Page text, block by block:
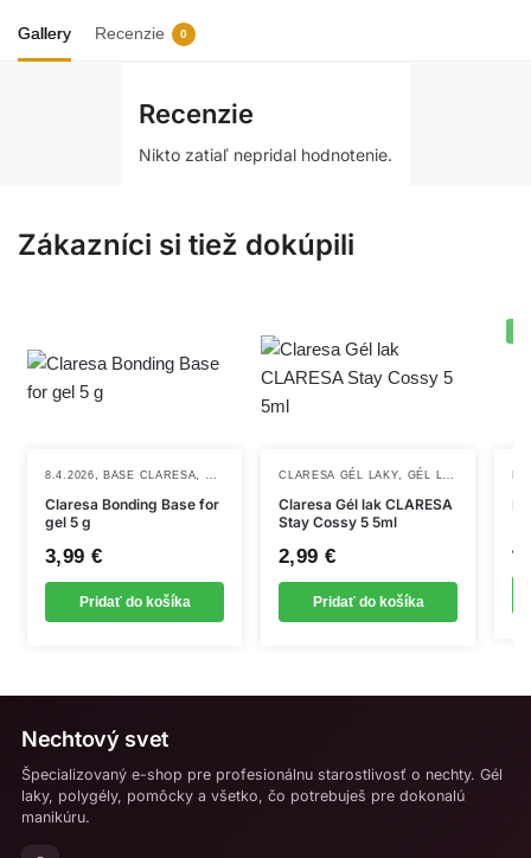
ľahko sa odlepia bez poškodenia materiálu.
Gallery Recenzie 0
Recenzie
Nikto zatiaľ nepridal hodnotenie.
Zákazníci si tiež dokúpili
8.4.2026 ,BASE CLARESA BASE COAT ,NOVINKY ,TEKUTÉ PRÍPRAVKY
Claresa Bonding Base for
gel 5 g
3,99 €
Pridať do košíka
CLARESA GÉL LAKY GÉL LAKY
Claresa Gél lak CLARESA
Stay Cossy 5 5ml
2,99 €
Pridať do košíka
Nechtový svet
Špecializovaný e-shop pre profesionálnu starostlivosť o nechty. Gél
laky, polygély, pomôcky a všetko, čo potrebuješ pre dokonalú
manikúru.